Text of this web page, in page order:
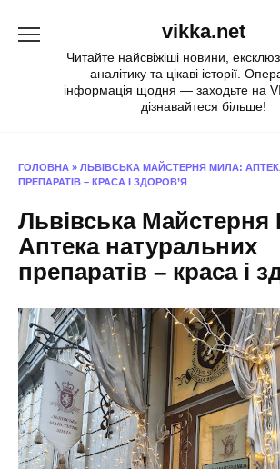
vikka.net
Читайте найсвіжіші новини,
аналітику та цікаві історії.
інформація щодня — заходьте на
дізнавайтеся більше!
ГОЛОВНА » ЛЬВІВСЬКА МАЙСТЕРНЯ МИЛА:
ПРЕПАРАТІВ – КРАСА І ЗДОРОВ’Я
Львівська
Аптека натуральних
препаратів – краса і